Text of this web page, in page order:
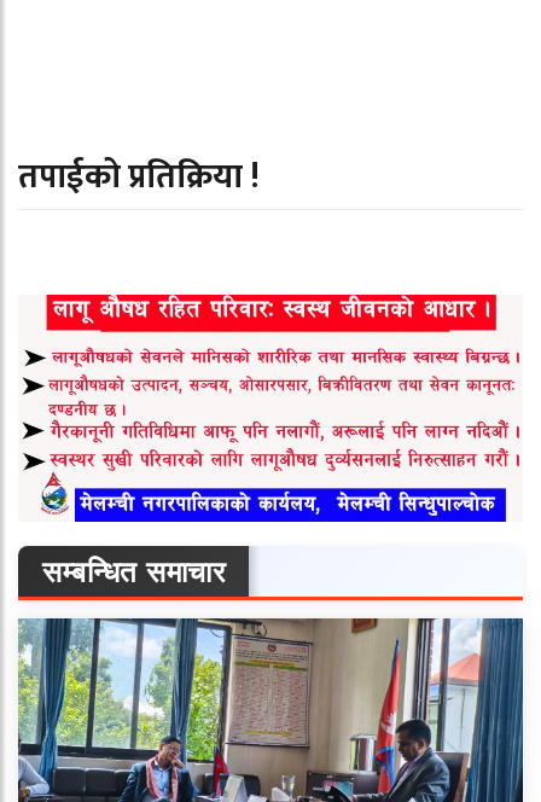
तपाईको प्रतिक्रिया !
सम्बन्धित समाचार